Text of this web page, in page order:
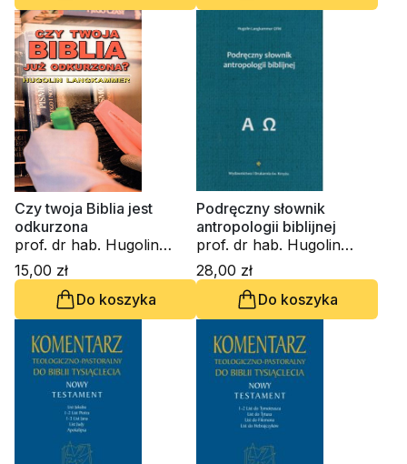
Czy twoja Biblia jest
odkurzona
prof. dr hab. Hugolin
Langkammer
15,00 zł
Do koszyka
Podręczny słownik
antropologii biblijnej
prof. dr hab. Hugolin
Langkammer
28,00 zł
Do koszyka